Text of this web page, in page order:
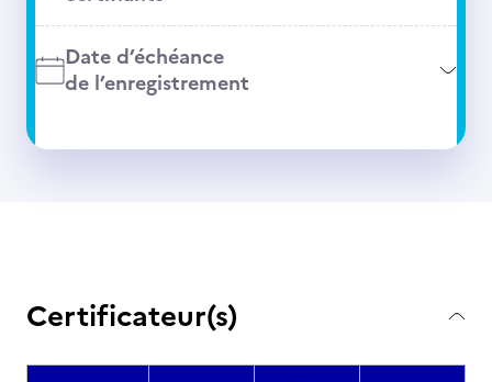
Date d’échéance
de l’enregistrement
Certificateur(s)